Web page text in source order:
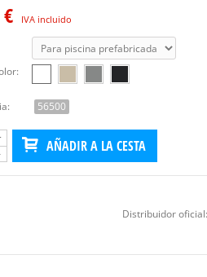
IVA incluido
56500
AÑADIR A LA CESTA
Distribuidor oficial: